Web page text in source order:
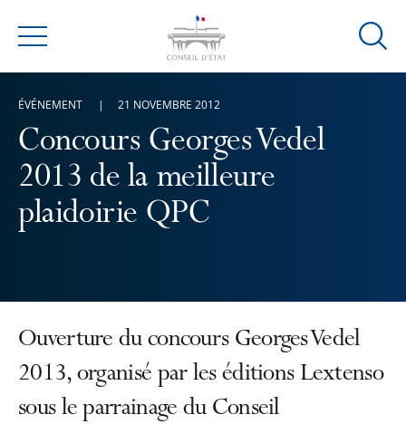
Menu
Ouvrir
Concours Georges Vedel
2013 de la meilleure
plaidoirie QPC
ÉVÉNEMENT 21 NOVEMBRE 2012
Ouverture du concours Georges Vedel
2013, organisé par les éditions Lextenso
sous le parrainage du Conseil